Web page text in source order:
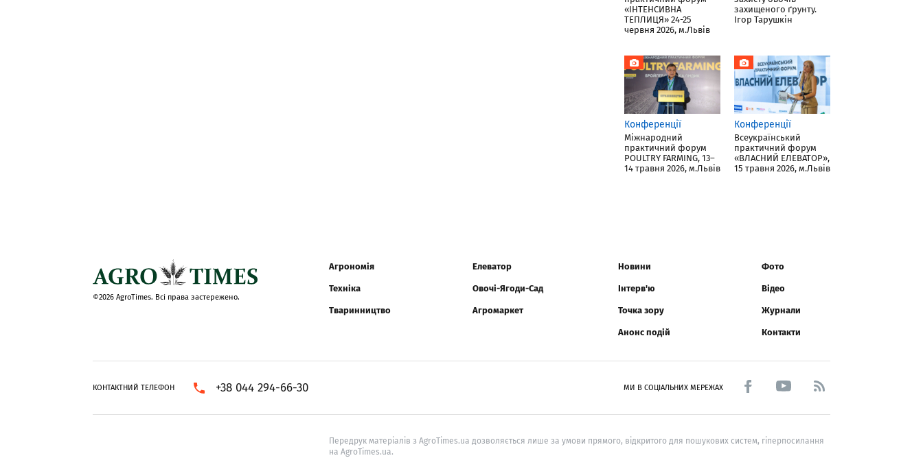
«ІНТЕНСИВНА
ТЕПЛИЦЯ» 24-25
червня 2026, м.Львів
захищеного ґрунту.
Ігор Тарушкін
Конференції
Міжнародний
практичний форум
POULTRY FARMING, 13–
14 травня 2026, м.Львів
Конференції
Всеукраїнський
практичний форум
«ВЛАСНИЙ ЕЛЕВАТОР»,
15 травня 2026, м.Львів
©2026 AgroTimes. Всі права застережено.
Агрономія
Техніка
Тваринництво
Елеватор
Овочі-Ягоди-Сад
Агромаркет
Новини
Інтерв'ю
Точка зору
Анонс подій
Фото
Відео
Журнали
Контакти
КОНТАКТНИЙ ТЕЛЕФОН +38 044 294-66-30 МИ В СОЦІАЛЬНИХ МЕРЕЖАХ
Передрук матеріалів з AgroTimes.ua дозволяється лише за умови прямого, відкритого для пошукових систем, гіперпосилання
на AgroTimes.ua.